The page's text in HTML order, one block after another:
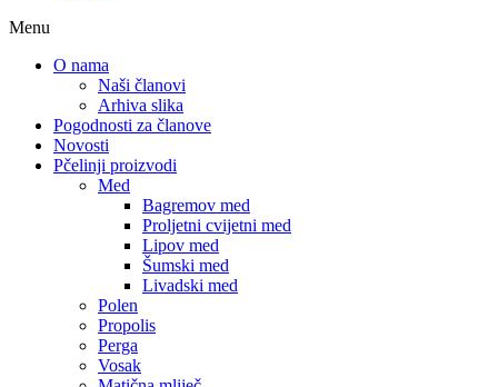
Menu
O nama
Naši članovi
Arhiva slika
Pogodnosti za članove
Novosti
Pčelinji proizvodi
Med
Bagremov med
Proljetni cvijetni med
Lipov med
Šumski med
Livadski med
Polen
Propolis
Perga
Vosak